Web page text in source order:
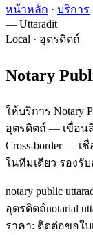
หน้าหลัก · บริการ
— Uttaradit
Local · อุตรดิตถ์
Notary
ให้บริการ Notary
อุตรดิตถ์ — เขื่อน
Cross-border — เ
ในทีมเดียว รองรับ
notary public
อุตรดิตถ์notarial
ราคา: ติดต่อขอใ